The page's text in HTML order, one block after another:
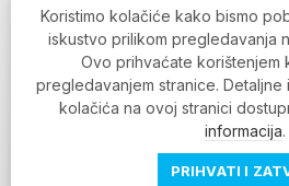
MOJARIJEKA
PRIJAVI
Povratak na
Koristimo kolačiće kako bismo
iskustvo prilikom pregledavanja
Ovo prihvaćate korištenjem
pregledavanjem stranice.
kolačića na ovoj stranici
informacija.
PRIHVATI I